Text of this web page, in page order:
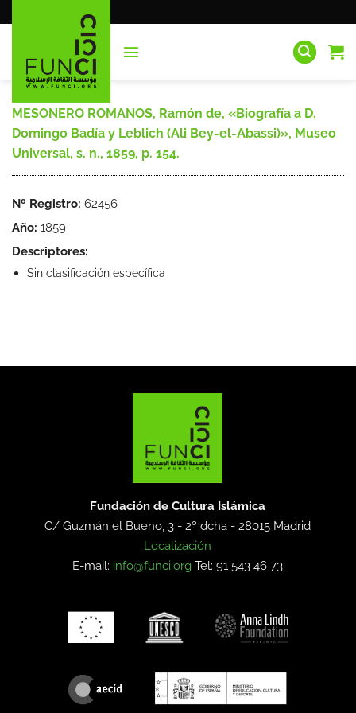
al
MESONERO ROMANOS, Ramón de, «Biografía a D.
Domingo Badía y Leblich (Ali Bey-el-Abassi)», Museo
Universal, s. n., 1859, p. 154.
Nº Registro: 62456
Año: 1859
Descriptores:
Sin clasificación específica
Fundación de Cultura Islámica
C/ Guzmán el Bueno, 3 - 2º dcha -28015 Madrid
Localización
E-mail: info@funci.org Tel: 91 543 46 73